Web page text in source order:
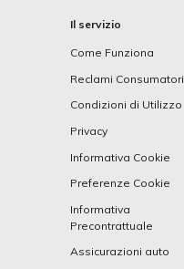
Il servizio
Come Funziona
Reclami Consumatori
Condizioni di Utilizzo
Privacy
Informativa Cookie
Preferenze Cookie
Informativa
Precontrattuale
Assicurazioni auto